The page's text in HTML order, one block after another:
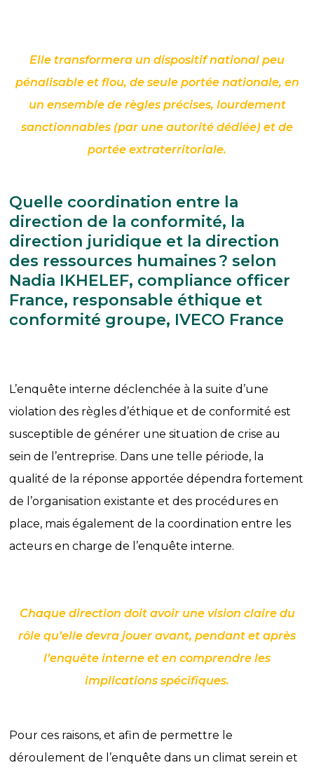
Elle transformera un dispositif national peu
pénalisable et flou, de seule portée nationale, en
un ensemble de règles précises, lourdement
sanctionnables (par une autorité dédiée) et de
portée extraterritoriale.
Quelle coordination entre la
direction de la conformité, la
direction juridique et la direction
des ressources humaines ? selon
Nadia IKHELEF, compliance officer
France, responsable éthique et
conformité groupe, IVECO France
L’enquête interne déclenchée à la suite d’une
violation des règles d’éthique et de conformité est
susceptible de générer une situation de crise au
sein de l’entreprise. Dans une telle période, la
qualité de la réponse apportée dépendra fortement
de l’organisation existante et des procédures en
place, mais également de la coordination entre les
acteurs en charge de l’enquête interne.
Chaque direction doit avoir une vision claire du
rôle qu’elle devra jouer avant, pendant et après
l’enquête interne et en comprendre les
implications spécifiques.
Pour ces raisons, et afin de permettre le
déroulement de l’enquête dans un climat serein et